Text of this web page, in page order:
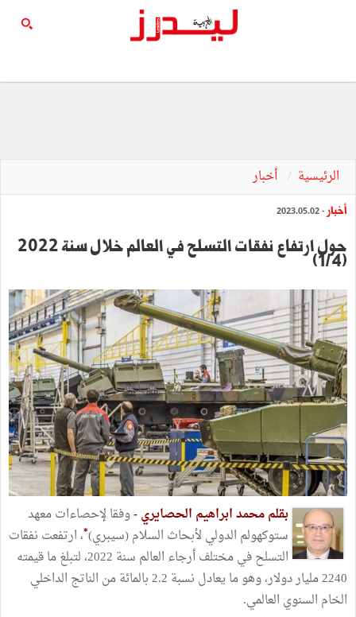
الرئيسية أخبار
أخبار - 2023.05.02
حول ارتفاع نفقات التسلح في العالم خلال سنة 2022
(1/4)
بقلم محمد ابراهيم الحصايري -وفقا لإحصاءات معهد
ستوكهولم الدولي لأبحاث السلام (سيبري)*، ارتفعت نفقات
التسلح في مختلف أرجاء العالم سنة 2022، لتبلغ ما قيمته
2240 مليار دولار، وهو ما يعادل نسبة 2.2 بالمائة من الناتج الداخلي
الخام السنوي العالمي.